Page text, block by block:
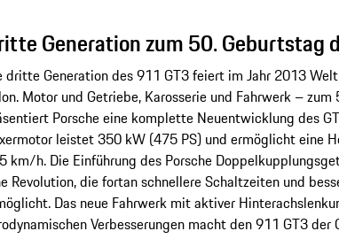
Generation zum 50. Geburtstag
dritte Generation des 911 GT3 feiert im Jahr 2013
Motor und Getriebe, Karosserie und Fahrwerk –
Porsche eine komplette Neuentwicklung des
leistet 350 kW (475 PS) und ermöglicht eine
km/h. Die Einführung des Porsche
Revolution, die fortan schnellere Schaltzeiten und
Das neue Fahrwerk mit aktiver
Verbesserungen macht den 911 GT3 der